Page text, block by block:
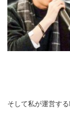
そして私が運営する